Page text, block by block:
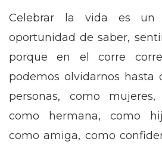
Celebrar la vida es un
oportunidad de saber,
porque en el corre
podemos olvidarnos hasta
personas, como
como hermana, como
como amiga, como